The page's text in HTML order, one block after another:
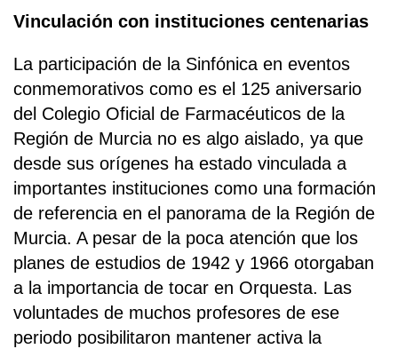
Vinculación con instituciones centenarias
La participación de la Sinfónica en eventos
conmemorativos como es el 125 aniversario
del Colegio Oficial de Farmacéuticos de la
Región de Murcia no es algo aislado, ya que
desde sus orígenes ha estado vinculada a
importantes instituciones como una formación
de referencia en el panorama de la Región de
Murcia. A pesar de la poca atención que los
planes de estudios de 1942 y 1966 otorgaban
a la importancia de tocar en Orquesta. Las
voluntades de muchos profesores de ese
periodo posibilitaron mantener activa la